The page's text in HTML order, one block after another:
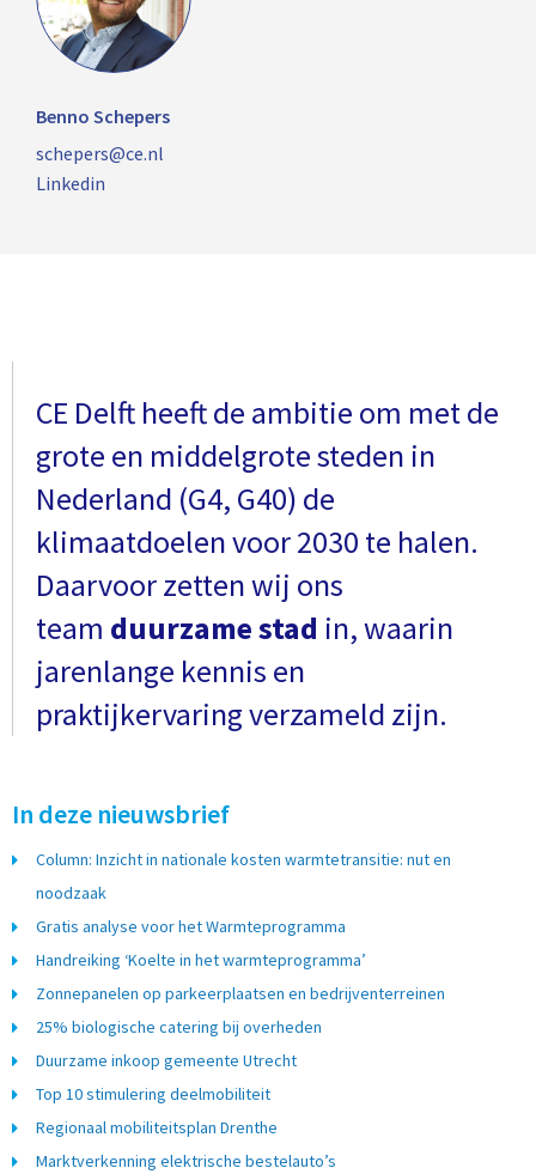
CE Delft heeft de ambitie om met de
grote en middelgrote steden in
Nederland (G4, G40) de
klimaatdoelen voor 2030 te halen.
Daarvoor zetten wij ons
team duurzame stad in, waarin
jarenlange kennis en
praktijkervaring verzameld zijn.
In deze nieuwsbrief
Column: Inzicht in nationale kosten warmtetransitie: nut en
noodzaak
Gratis analyse voor het Warmteprogramma
Handreiking ‘Koelte in het warmteprogramma’
Zonnepanelen op parkeerplaatsen en bedrijventerreinen
25% biologische catering bij overheden
Duurzame inkoop gemeente Utrecht
Top 10 stimulering deelmobiliteit
Regionaal mobiliteitsplan Drenthe
Marktverkenning elektrische bestelauto’s
Benno Schepers
schepers@ce.nl
Linkedin